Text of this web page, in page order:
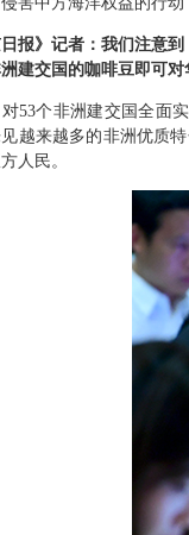
日报》记者：我们注意
建交国的咖啡豆即可
53个非洲建交国全面
越来越多的非洲优质
人民。